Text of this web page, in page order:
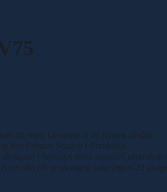
till start. Orsaken är att hästen är såld.
hos Fabrice Souloy i Frankrike.
i Souloys stora stjärna Commander
för sexåringen som segrat 20